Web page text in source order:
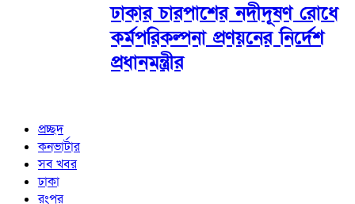
ঢাকার চারপাশের নদীদূষণ রোধে
কর্মপরিকল্পনা প্রণয়নের নির্দেশ
প্রধানমন্ত্রীর
প্রচ্ছদ
কনভার্টার
সব খবর
ঢাকা
রংপুর